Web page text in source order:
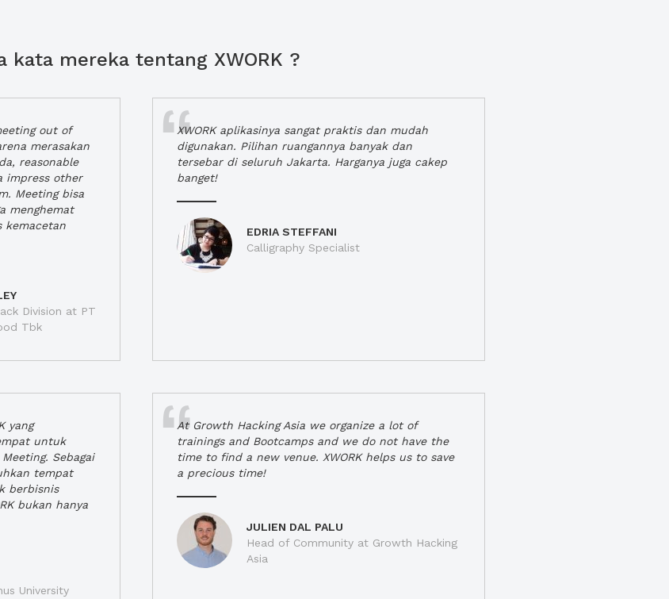
kata mereka tentang XWORK ?
out of
merasakan
reasonable
impress other
Meeting bisa
menghemat
kemacetan
Division at PT
Tbk
XWORK aplikasinya sangat praktis dan mudah
digunakan. Pilihan ruangannya banyak dan
tersebar di seluruh Jakarta. Harganya juga cakep
banget!
EDRIA STEFFANI
Calligraphy Specialist
yang
untuk
Sebagai
tempat
berbisnis
bukan hanya
University
At Growth Hacking Asia we organize a lot of
trainings and Bootcamps and we do not have the
time to find a new venue. XWORK helps us to save
a precious time!
JULIEN DAL PALU
Head of Community at Growth Hacking
Asia